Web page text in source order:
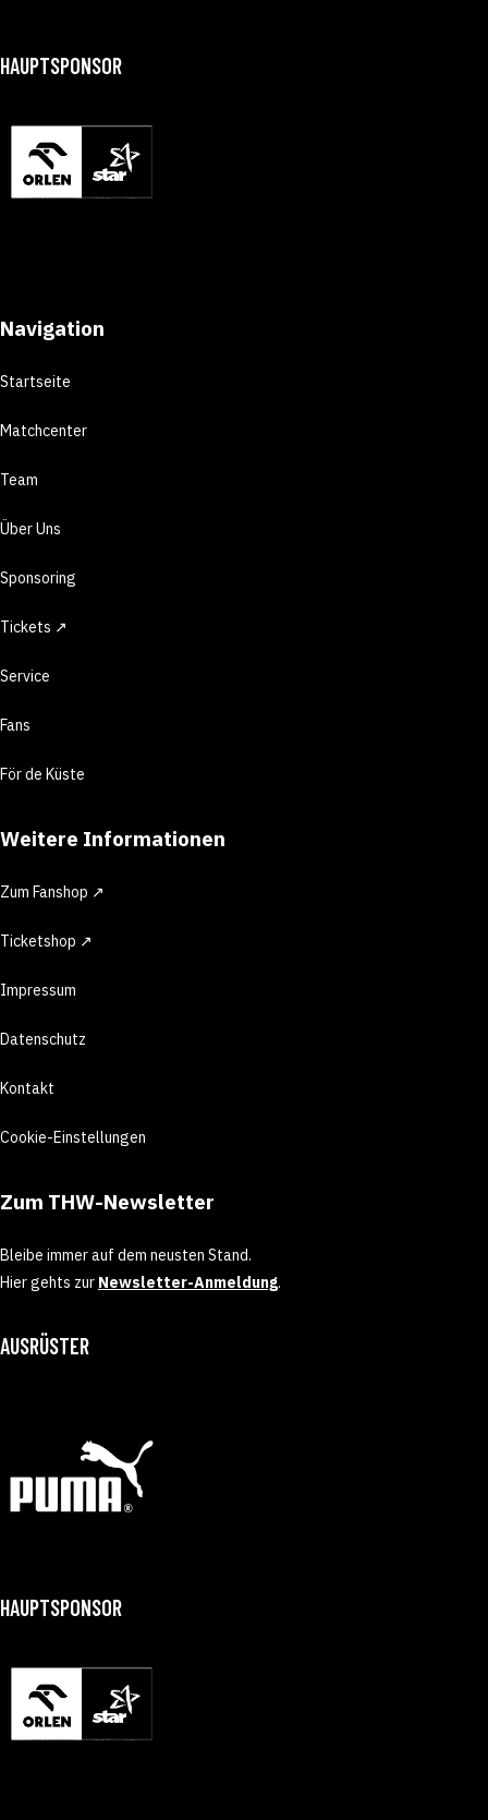
HAUPTSPONSOR
Navigation
Startseite
Matchcenter
Team
Über Uns
Sponsoring
Tickets ↗
Service
Fans
För de Küste
Weitere Informationen
Zum Fanshop ↗
Ticketshop ↗
Impressum
Datenschutz
Kontakt
Cookie-Einstellungen
Zum THW-Newsletter
Bleibe immer auf dem neusten Stand.
Hier gehts zur Newsletter-Anmeldung.
AUSRÜSTER
HAUPTSPONSOR